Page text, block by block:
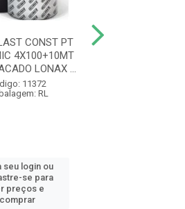
CONST PT
4X100+10MT
LONAX ...
11372
RL
seu login ou
se para
preços e
comprar